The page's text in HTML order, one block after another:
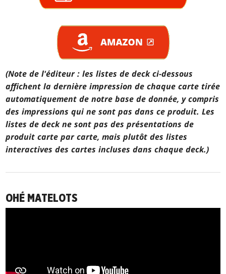
(Note de l'éditeur : les listes de deck ci-dessous
affichent la dernière impression de chaque carte tirée
automatiquement de notre base de donnée, y compris
des impressions qui ne sont pas dans ce produit. Les
listes de deck ne sont pas des présentations de
produit carte par carte, mais plutôt des listes
interactives des cartes incluses dans chaque deck.)
OHÉ MATELOTS